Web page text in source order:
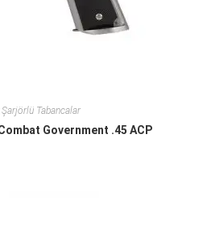
Şarjörlü Tabancalar
Government .45 ACP